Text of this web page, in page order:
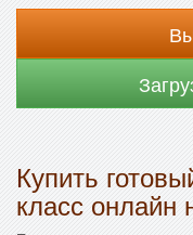
Купить
класс онлайн